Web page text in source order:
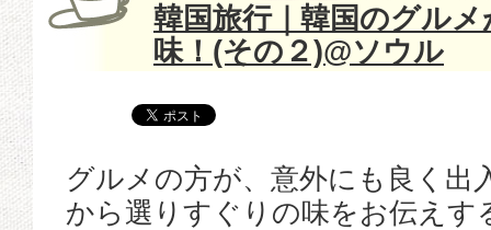
韓国旅行｜韓国のグル
味！(その２)@ソウル
グルメの方が、意外にも良く出
から選りすぐりの味をお伝えす